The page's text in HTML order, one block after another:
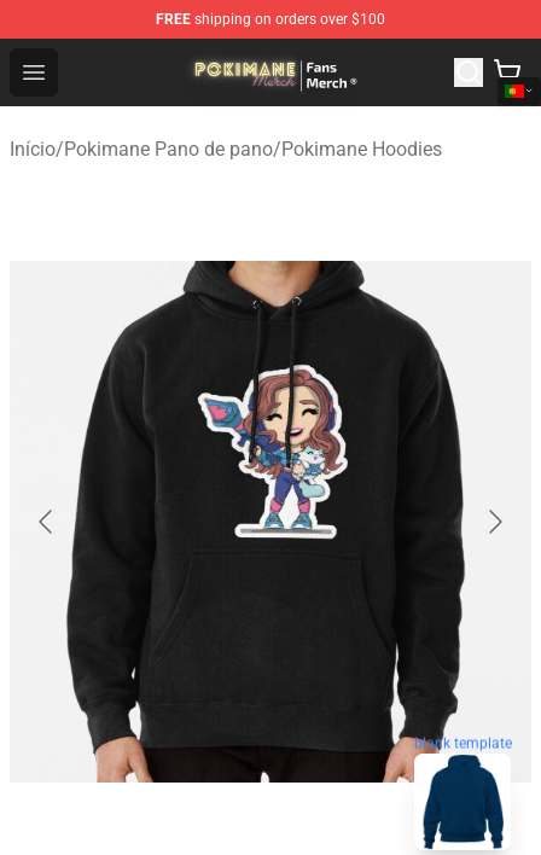
FREE shipping on orders over $100
Open menu
Pokimane Store - Official Pokimane Merchandise Shop
Início/Pokimane Pano de pano/Pokimane Hoodies
blank template